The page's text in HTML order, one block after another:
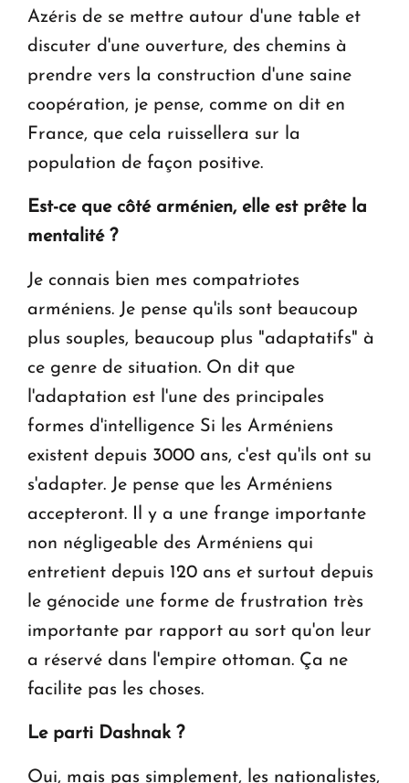
Azéris de se mettre autour d'une table et
discuter d'une ouverture, des chemins à
prendre vers la construction d'une saine
coopération, je pense, comme on dit en
France, que cela ruissellera sur la
population de façon positive.
Est-ce que côté arménien, elle est prête la
mentalité ?
Je connais bien mes compatriotes
arméniens. Je pense qu'ils sont beaucoup
plus souples, beaucoup plus "adaptatifs" à
ce genre de situation. On dit que
l'adaptation est l'une des principales
formes d'intelligence Si les Arméniens
existent depuis 3000 ans, c'est qu'ils ont su
s'adapter. Je pense que les Arméniens
accepteront. Il y a une frange importante
non négligeable des Arméniens qui
entretient depuis 120 ans et surtout depuis
le génocide une forme de frustration très
importante par rapport au sort qu'on leur
a réservé dans l'empire ottoman. Ça ne
facilite pas les choses.
Le parti Dashnak ?
Oui, mais pas simplement, les nationalistes,